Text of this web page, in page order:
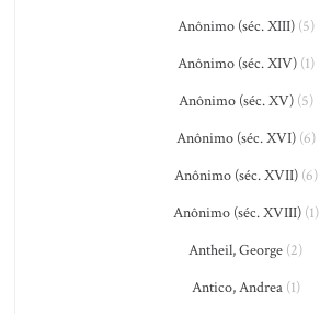
Anônimo (séc. XIII)(5)
Anônimo (séc. XIV)(1)
Anônimo (séc. XV)(5)
Anônimo (séc. XVI)(6)
Anônimo (séc. XVII)(6)
Anônimo (séc. XVIII)(1)
Antheil, George (2)
Antico, Andrea(1)